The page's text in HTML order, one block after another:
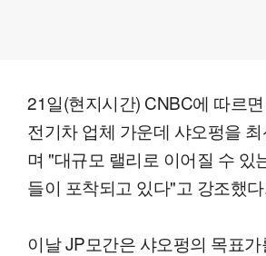
21일(현지시간) CNBC에 따르
전기차 업체 가운데 샤오펑을
며 "대규모 랠리로 이어질 수 있
들이 포착되고 있다"고 강조했
이날 JP모간은 샤오펑의 목표